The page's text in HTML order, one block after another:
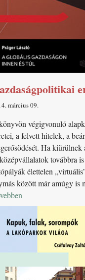
március 09
végigvonuló
a felvett hitelek, a
Ha
továbbra
élettelen
között már amúgy is